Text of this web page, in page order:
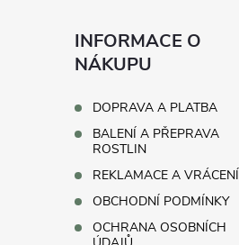
INFORMACE O
NÁKUPU
DOPRAVA A PLATBA
BALENÍ A PŘEPRAVA
ROSTLIN
REKLAMACE A VRÁCENÍ
OBCHODNÍ PODMÍNKY
OCHRANA OSOBNÍCH